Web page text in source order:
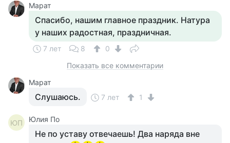
Марат
Спасибо, нашим главное праздник. Натура
у наших радостная, праздничная.
7 лет 8
0
Показать все комментарии
Марат
Слушаюсь. 7 лет 1
ЮП Юлия По
Не по уставу отвечаешь! Два наряда вне